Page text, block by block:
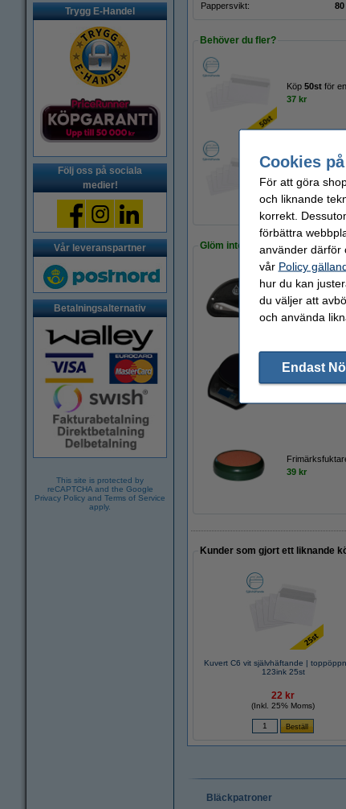
Trygg E-Handel
Följ oss på sociala
medier!
Vår leveranspartner
Betalningsalternativ
This site is protected by
reCAPTCHA and the Google
Privacy Policy and Terms of Service
apply.
Pappersvikt:
80
Behöver du fler?
Köp 50st för
37 kr
Köp 500stför
270 kr
Glöm inte att beställa!
Brevöppnare
19 kr
Brevvåg 5kg |
295 kr
39 kr
Kunder som gjort ett liknande
Kuvert C6 vit självhäftande |
123ink 25st
22 kr
(Inkl. 25% Moms)
Bläckpatroner
Cookies
För att göra
och liknande
korrekt.
förbättra
använder därför
vår Policy
hur du kan
du väljer att
och använda
Endast